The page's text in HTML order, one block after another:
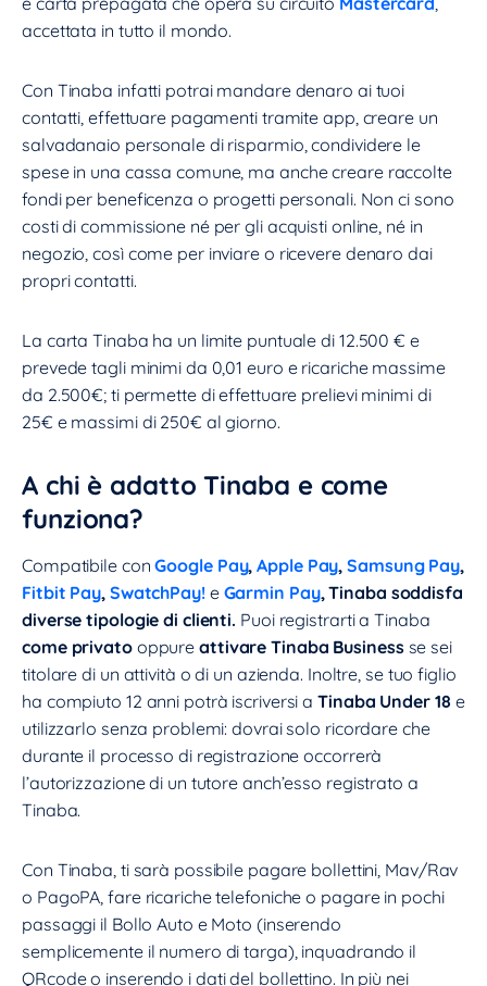
accettata in tutto il mondo.
Con Tinaba infatti potrai mandare denaro ai tuoi
contatti, effettuare pagamenti tramite app, creare un
salvadanaio personale di risparmio, condividere le
spese in una cassa comune, ma anche creare raccolte
fondi per beneficenza o progetti personali. Non ci sono
costi di commissione né per gli acquisti online, né in
negozio, così come per inviare o ricevere denaro dai
propri contatti.
La carta Tinaba ha un limite puntuale di 12.500 € e
prevede tagli minimi da 0,01 euro e ricariche massime
da 2.500€; ti permette di effettuare prelievi minimi di
25€ e massimi di 250€ al giorno.
A chi è adatto Tinaba e come
funziona?
Compatibile conGoogle Pay,Apple Pay,Samsung Pay,
Fitbit Pay, SwatchPay! e Garmin Pay, Tinaba soddisfa
diverse tipologie di clienti. Puoi registrarti a Tinaba
come privatooppureattivare Tinaba Business se sei
titolare di un attività o di un azienda. Inoltre, se tuo figlio
ha compiuto 12 anni potrà iscriversi aTinaba Under 18 e
utilizzarlo senza problemi: dovrai solo ricordare che
durante il processo di registrazione occorrerà
l’autorizzazione di un tutore anch’esso registrato a
Tinaba.
Con Tinaba, ti sarà possibile pagare bollettini, Mav/Rav
o PagoPA, fare ricariche telefoniche o pagare in pochi
passaggi il Bollo Auto e Moto (inserendo
semplicemente il numero di targa), inquadrando il
QRcode o inserendo i dati del bollettino. In più nei